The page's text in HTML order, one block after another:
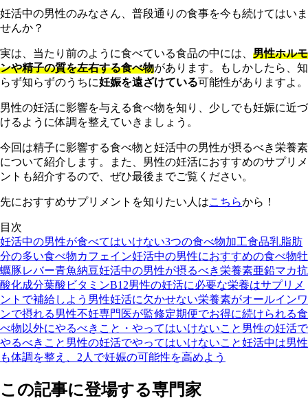
妊活中の男性のみなさん、普段通りの食事を今も続けてはいま
せんか？
実は、当たり前のように食べている食品の中には、 男性ホルモ
ンや精子の質を左右する食べ物があります。もしかしたら、知
らず知らずのうちに妊娠を遠ざけている可能性がありますよ。
男性の妊活に影響を与える食べ物を知り、少しでも妊娠に近づ
けるように体調を整えていきましょう。
今回は精子に影響する食べ物と妊活中の男性が摂るべき栄養素
について紹介します。また、男性の妊活におすすめのサプリメ
ントも紹介するので、ぜひ最後までご覧ください。
先におすすめサプリメントを知りたい人はこちらから！
目次
妊活中の男性が食べてはいけない3つの食べ物加工食品乳脂肪
分の多い食べ物カフェイン妊活中の男性におすすめの食べ物牡
蠣豚レバー青魚納豆妊活中の男性が摂るべき栄養素亜鉛マカ抗
酸化成分葉酸 ビタミンB12男性の妊活に必要な栄養はサプリメ
ントで補給しよう 男性妊活に欠かせない栄養素がオールインワ
ンで摂れる男性不妊専門医が監修定期便でお得に続けられる食
べ物以外にやるべきこと・やってはいけないこと 男性の妊活で
やるべきこと 男性の妊活でやってはいけないこと妊活中は男性
も体調を整え、2人で妊娠の可能性を高めよう
この記事に登場する専門家